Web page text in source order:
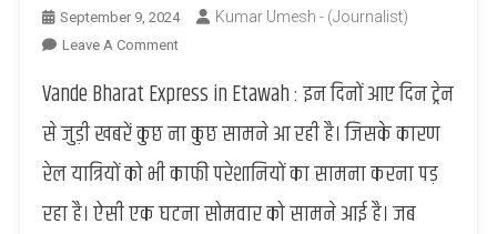
September 9, 2024 Kumar Umesh - (Journalist)
Leave A CommentOn
Bharat
:
वंदे
एक्सप्रेस
Vande Bharat Express in Etawah : इन दिनों आए दिन ट्रेन
से जुड़ी खबरें कुछ ना कुछ सामने आ रही है। जिसके कारण
रेल यात्रियों को भी काफी परेशानियों का सामना करना पड़
रहा है। ऐसी एक घटना सोमवार को सामने आई है। जब